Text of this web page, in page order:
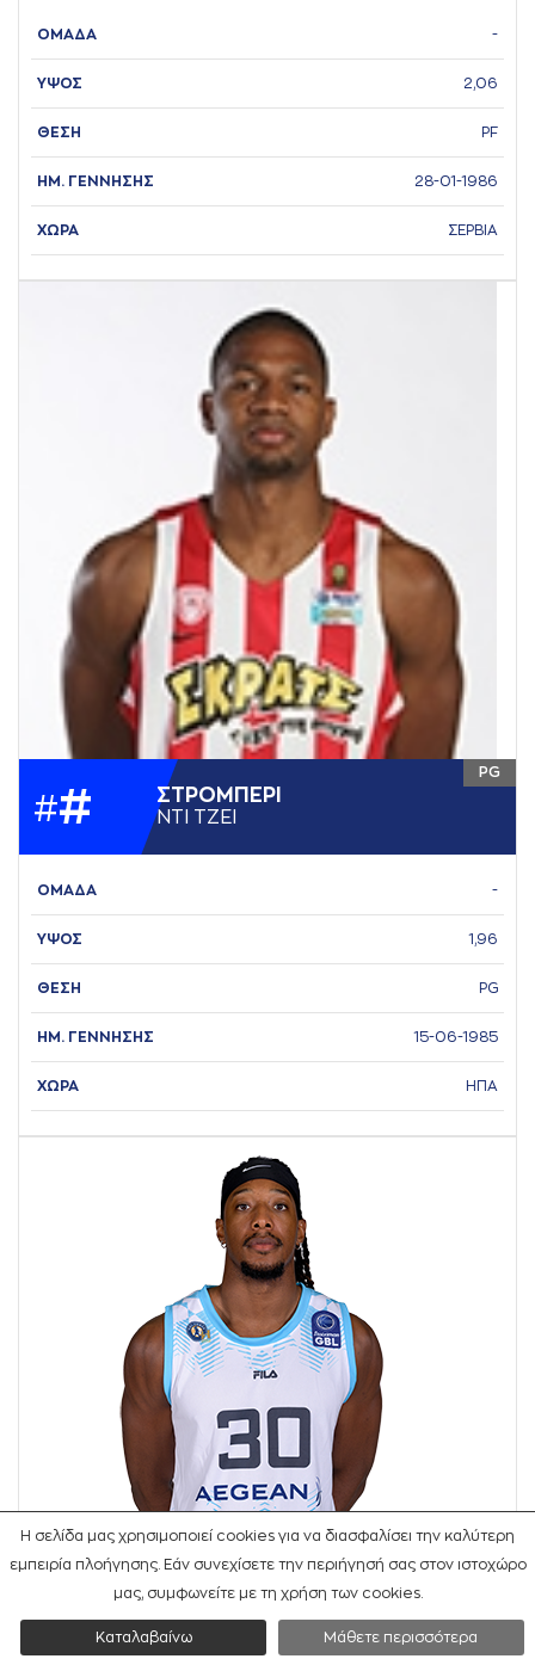
Η σελίδα μας χρησιμοποιεί cookies για να διασφαλίσει την καλύτερη
εμπειρία πλοήγησης. Εάν συνεχίσετε την περιήγησή σας στον ιστοχώρο
μας, συμφωνείτε με τη χρήση των cookies.
Καταλαβαίνω Μάθετε περισσότερα
ΟΜΑΔΑ -
ΥΨΟΣ 2,06
ΘΕΣΗ PF
ΗΜ. ΓΕΝΝΗΣΗΣ 28-01-1986
ΧΩΡΑ ΣΕΡΒΙΑ
## ΣΤΡΟΜΠΕΡΙ
ΝΤΙ ΤΖΕΙ
PG
ΟΜΑΔΑ -
ΥΨΟΣ 1,96
ΘΕΣΗ PG
ΗΜ. ΓΕΝΝΗΣΗΣ 15-06-1985
ΧΩΡΑ ΗΠΑ
AΚΙΝ